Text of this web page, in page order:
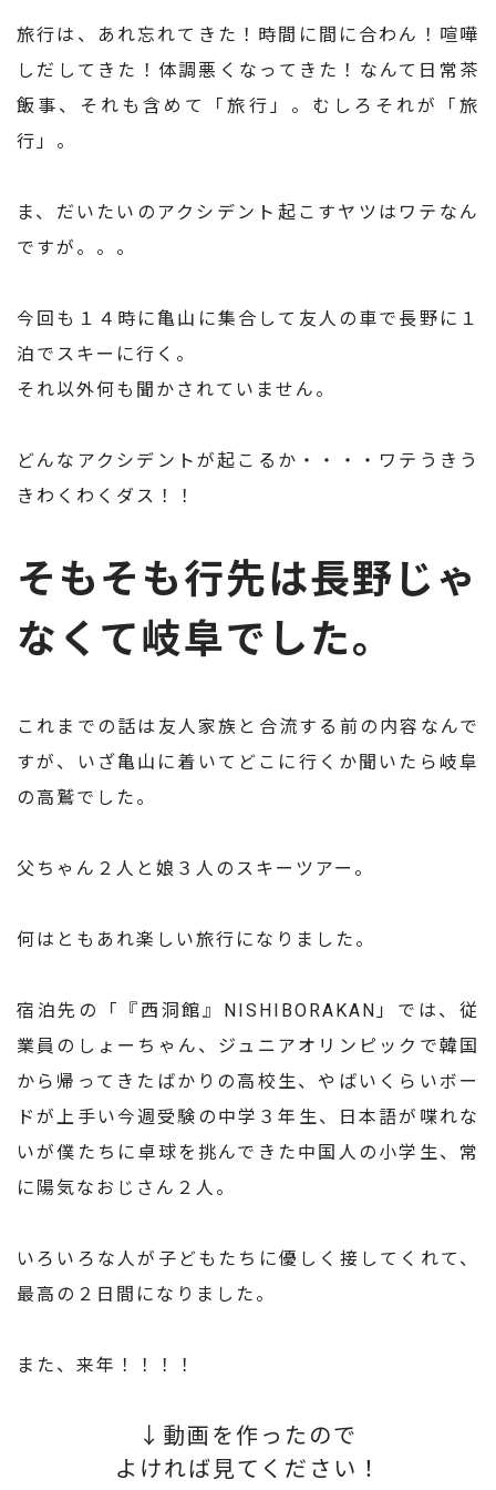
旅行は、あれ忘れてきた！時間に間に合わん！喧嘩
しだしてきた！体調悪くなってきた！なんて日常茶
飯事、それも含めて「旅行」。むしろそれが「旅
行」。
ま、だいたいのアクシデント起こすヤツはワテなん
ですが。。。
今回も１４時に亀山に集合して友人の車で長野に１
泊でスキーに行く。
それ以外何も聞かされていません。
どんなアクシデントが起こるか・・・・ワテうきう
きわくわくダス！！
そもそも行先は長野じゃ
なくて岐阜でした。
これまでの話は友人家族と合流する前の内容なんで
すが、いざ亀山に着いてどこに行くか聞いたら岐阜
の高鷲でした。
父ちゃん２人と娘３人のスキーツアー。
何はともあれ楽しい旅行になりました。
宿泊先の「『西洞館』NISHIBORAKAN」では、従
業員のしょーちゃん、ジュニアオリンピックで韓国
から帰ってきたばかりの高校生、やばいくらいボー
ドが上手い今週受験の中学３年生、日本語が喋れな
いが僕たちに卓球を挑んできた中国人の小学生、常
に陽気なおじさん２人。
いろいろな人が子どもたちに優しく接してくれて、
最高の２日間になりました。
また、来年！！！！
↓動画を作ったので
よければ見てください！